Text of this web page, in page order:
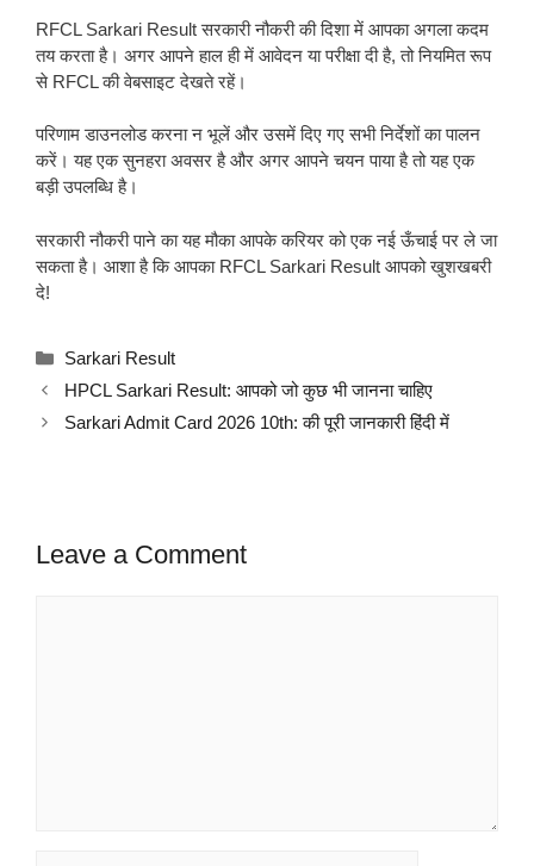
RFCL Sarkari Result सरकारी नौकरी की दिशा में आपका अगला कदम
तय करता है। अगर आपने हाल ही में आवेदन या परीक्षा दी है, तो नियमित रूप
से RFCL की वेबसाइट देखते रहें।
परिणाम डाउनलोड करना न भूलें और उसमें दिए गए सभी निर्देशों का पालन
करें। यह एक सुनहरा अवसर है और अगर आपने चयन पाया है तो यह एक
बड़ी उपलब्धि है।
सरकारी नौकरी पाने का यह मौका आपके करियर को एक नई ऊँचाई पर ले जा
सकता है। आशा है कि आपका RFCL Sarkari Result आपको खुशखबरी
दे!
Categories
Sarkari Result
HPCL Sarkari Result: आपको जो कुछ भी जानना चाहिए
Sarkari Admit Card 2026 10th: की पूरी जानकारी हिंदी में
Leave a Comment